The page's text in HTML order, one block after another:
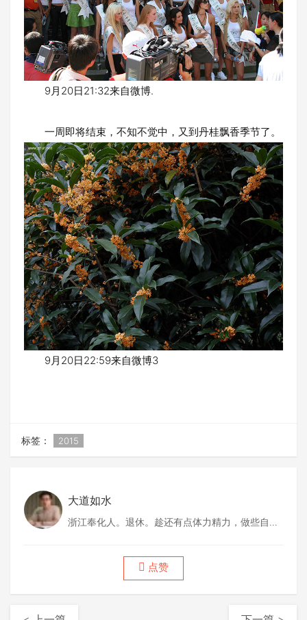
9月20日21:32来自微博.
一周即将结束，不知不觉中，又到丹桂飘香季节了。
9月20日22:59来自微博3
标签： 2015
大道如水
浙江奉化人。退休。趁还有点体力精力，做些自己
点赞